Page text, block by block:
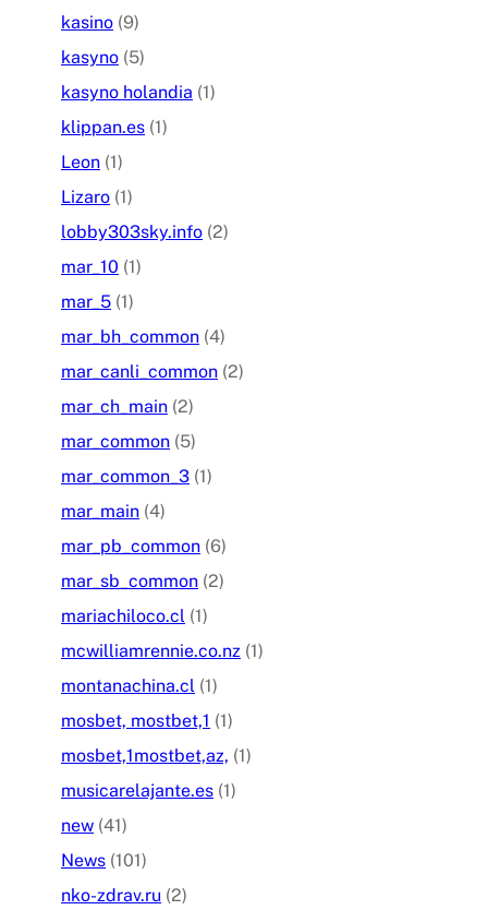
kasino (9)
kasyno (5)
kasyno holandia (1)
klippan.es (1)
Leon (1)
Lizaro (1)
lobby303sky.info (2)
mar_10 (1)
mar_5 (1)
mar_bh_common (4)
mar_canli_common (2)
mar_ch_main (2)
mar_common (5)
mar_common_3 (1)
mar_main (4)
mar_pb_common (6)
mar_sb_common (2)
mariachiloco.cl (1)
mcwilliamrennie.co.nz (1)
montanachina.cl (1)
mosbet, mostbet,1 (1)
mosbet,1mostbet,az, (1)
musicarelajante.es (1)
new (41)
News (101)
nko-zdrav.ru (2)